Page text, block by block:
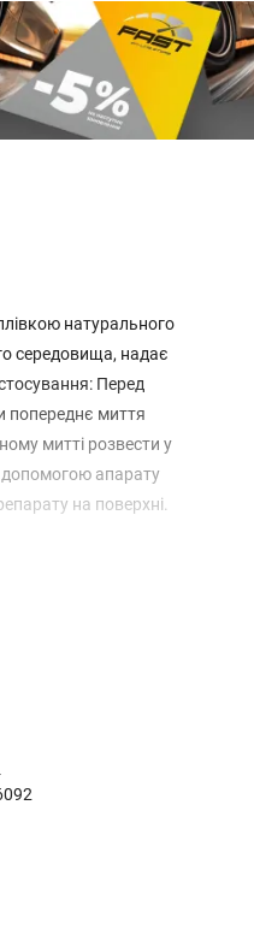
натурального
середовища, надає
Перед
попереднє миття
митті розвести у
допомогою апарату
на поверхні.